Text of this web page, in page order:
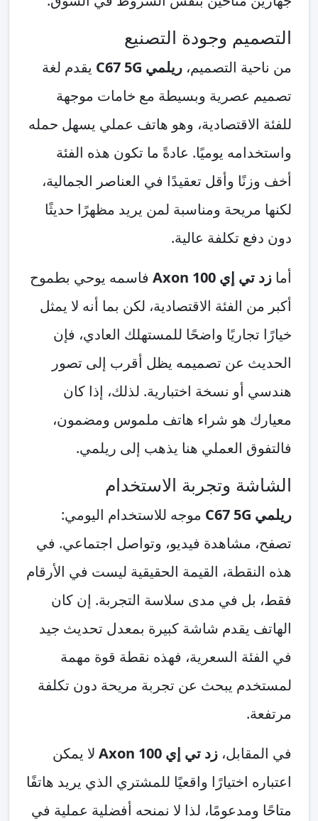
التصميم وجودة التصنيع
من ناحية التصميم، ريلمي C67 5G
يقدم لغة
تصميم عصرية وبسيطة مع خامات موجهة
للفئة الاقتصادية، وهو هاتف عملي يسهل حمله
واستخدامه يوميًا. عادةً ما تكون هذه الفئة
أخف وزنًا وأقل تعقيدًا في العناصر الجمالية،
لكنها مريحة ومناسبة لمن يريد مظهرًا حديثًا
دون دفع تكلفة عالية.
أما زد تي إي Axon 100
فاسمه يوحي بطموح
أكبر من الفئة الاقتصادية، لكن بما أنه لا يمثل
خيارًا تجاريًا واضحًا للمستهلك العادي، فإن
الحديث عن تصميمه يظل أقرب إلى تصور
هندسي أو نسخة اختبارية. لذلك، إذا كان
معيارك هو شراء هاتف ملموس ومضمون،
فالتفوق العملي هنا يذهب إلى ريلمي.
الشاشة وتجربة الاستخدام
ريلمي C67 5G
موجه للاستخدام اليومي:
تصفح، مشاهدة فيديو، وتواصل اجتماعي. في
هذه النقطة، القيمة الحقيقية ليست في الأرقام
فقط، بل في مدى سلاسة التجربة. إن كان
الهاتف يقدم شاشة كبيرة بمعدل تحديث جيد
في الفئة السعرية، فهذه نقطة قوة مهمة
لمستخدم يبحث عن تجربة مريحة دون تكلفة
مرتفعة.
في المقابل، زد تي إي Axon 100
لا يمكن
اعتباره اختيارًا واقعيًا للمشتري الذي يريد هاتفًا
متاحًا ومدعومًا، لذا لا نمنحه أفضلية عملية في